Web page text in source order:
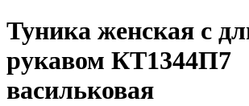
Туника женская с
рукавом КТ1344П7
васильковая